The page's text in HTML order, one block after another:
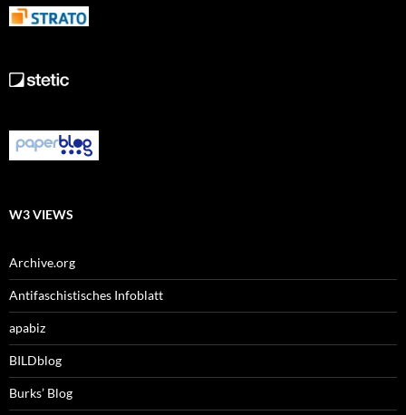
W3 VIEWS
Archive.org
Antifaschistisches Infoblatt
apabiz
BILDblog
Burks’ Blog